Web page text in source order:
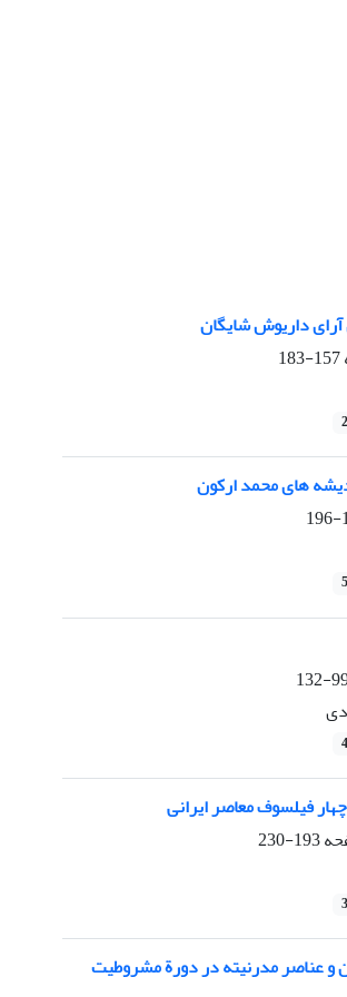
آرای داریوش شایگان
157-183
های محمد ارکون
99-
فیلسوف معاصر ایرانی
193-230
و عناصر مدرنیته در دورة مشروطیت